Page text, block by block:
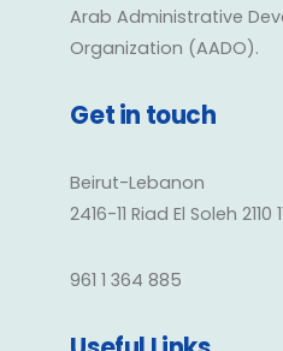
Arab Administrative
Organization (AADO).
Get in touch
Beirut-Lebanon
2416-11 Riad El Soleh 2110
961 1 364 885